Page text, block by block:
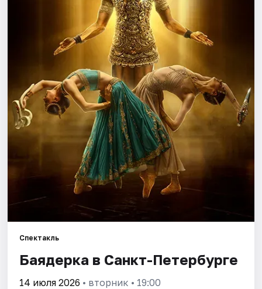
Артисты
Рейтинги
Спектакль
Баядерка в Санкт-Петербурге
14 июля 2026 • вторник • 19:00